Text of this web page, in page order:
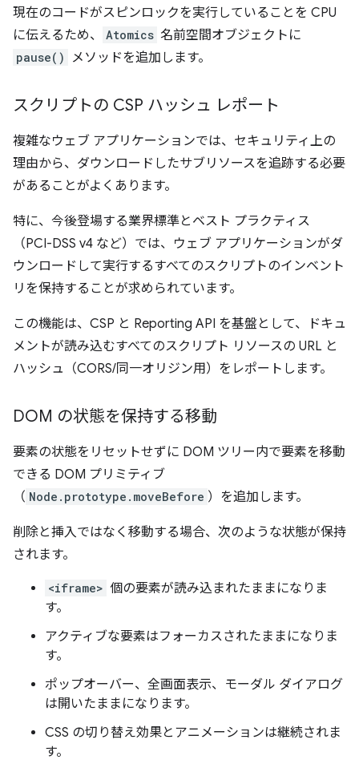
現在のコードがスピンロックを実行していることを CPU
に伝えるため、
Atomics 名前空間オブジェクトに
pause() メソッドを追加します。
スクリプトの CSP ハッシュ レポート
複雑なウェブ アプリケーションでは、セキュリティ上の
理由から、ダウンロードしたサブリソースを追跡する必要
があることがよくあります。
特に、今後登場する業界標準とベスト プラクティス
（PCI-DSS v4 など）では、ウェブ アプリケーションがダ
ウンロードして実行するすべてのスクリプトのインベント
リを保持することが求められています。
この機能は、CSP と Reporting API を基盤として、ドキュ
メントが読み込むすべてのスクリプト リソースの URL と
ハッシュ（CORS/同一オリジン用）をレポートします。
DOM の状態を保持する移動
要素の状態をリセットせずに DOM ツリー内で要素を移動
できる DOM プリミティブ
（ Node.prototype.moveBefore ）を追加します。
削除と挿入ではなく移動する場合、次のような状態が保持
されます。
<iframe> 個の要素が読み込まれたままになりま
す。
アクティブな要素はフォーカスされたままになりま
す。
ポップオーバー、全画面表示、モーダル ダイアログ
は開いたままになります。
CSS の切り替え効果とアニメーションは継続されま
す。